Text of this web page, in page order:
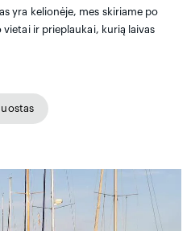
yra kelionėje, mes skiriame po
ir prieplaukai, kurią laivas
uostas